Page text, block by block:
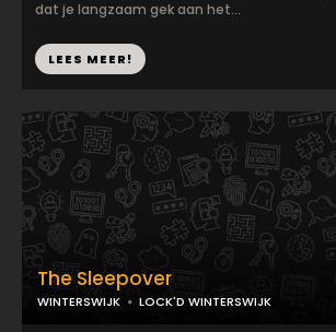
dat je langzaam gek aan het...
LEES MEER!
The Sleepover
WINTERSWIJK LOCK'D WINTERSWIJK